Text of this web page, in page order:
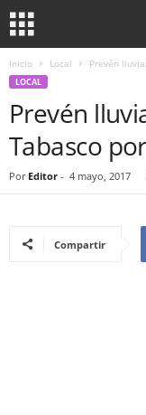
Inicio Local Prevén
LOCAL
Prevén
Tabasco
Por Editor - 4 mayo, 2017
Compartir